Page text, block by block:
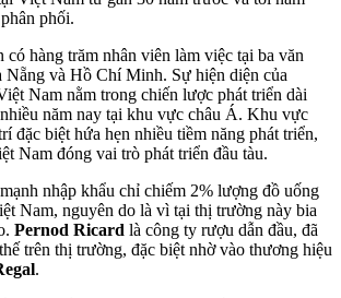
phối.
có hàng trăm nhân viên làm việc tại ba văn
và Hồ Chí Minh. Sự hiện diện của
Nam nằm trong chiến lược phát triển dài
năm nay tại khu vực châu Á. Khu vực
đặc biệt hứa hẹn nhiều tiềm năng phát triển,
Nam đóng vai trò phát triển đầu tàu.
nhập khẩu chỉ chiếm 2% lượng đồ uống
Nam, nguyên do là vì tại thị trường này bia
Pernod Ricard là công ty rượu dẫn đầu, đã
trên thị trường, đặc biệt nhờ vào thương hiệu
.